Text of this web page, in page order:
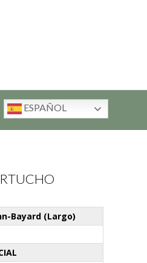
ESPAÑOL
Bayard (Largo)